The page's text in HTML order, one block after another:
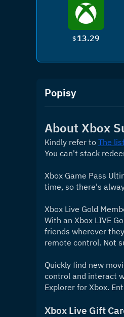
$ 13.29
Popisy
About Xbox
Kindly refer to The
You can't stack
Xbox Game Pass
time, so there's
Xbox Live Gold
With an Xbox LIVE
friends wherever
remote control. Not
Quickly find new
control and interact
Explorer for Xbox.
Xbox Live Gift